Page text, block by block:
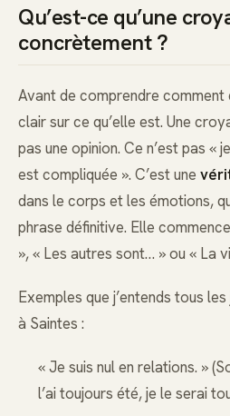
Qu’est-ce qu’une
concrètement ?
Avant de comprendre comment
clair sur ce qu’elle est. Une
pas une opinion. Ce n’est pas «
est compliquée ». C’est une
dans le corps et les émotions,
phrase définitive. Elle
», « Les autres sont… » ou « La
Exemples que j’entends tous
à Saintes :
« Je suis nul en relations. »
l’ai toujours été, je le serai